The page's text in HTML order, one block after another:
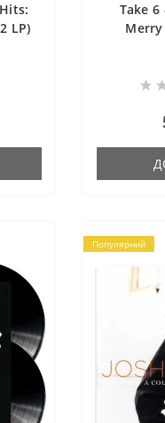
LP)
Take 6
Merry
Популярний